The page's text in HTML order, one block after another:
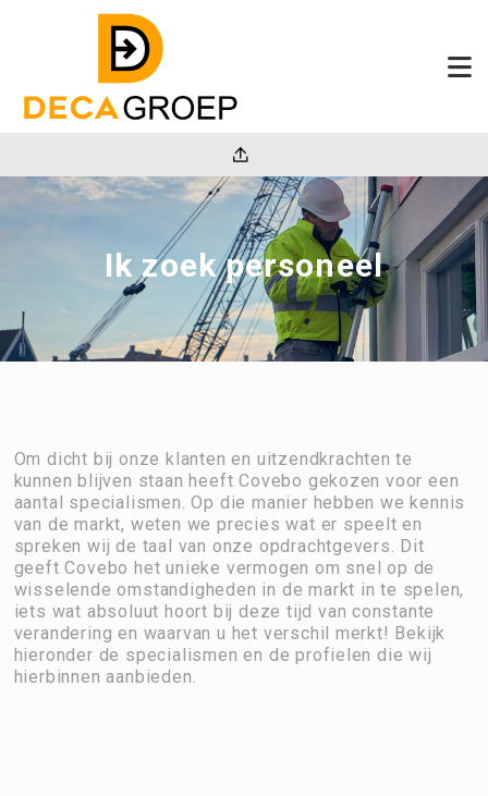
Ik zoek personeel
Om dicht bij onze klanten en uitzendkrachten te
kunnen blijven staan heeft Covebo gekozen voor een
aantal specialismen. Op die manier hebben we kennis
van de markt, weten we precies wat er speelt en
spreken wij de taal van onze opdrachtgevers. Dit
geeft Covebo het unieke vermogen om snel op de
wisselende omstandigheden in de markt in te spelen,
iets wat absoluut hoort bij deze tijd van constante
verandering en waarvan u het verschil merkt! Bekijk
hieronder de specialismen en de profielen die wij
hierbinnen aanbieden.